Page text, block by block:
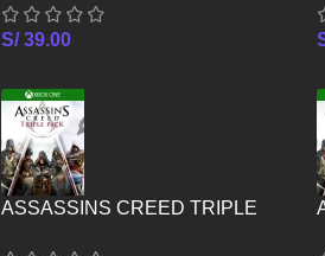
S/39.00
ASSASSINS CREED TRIPLE